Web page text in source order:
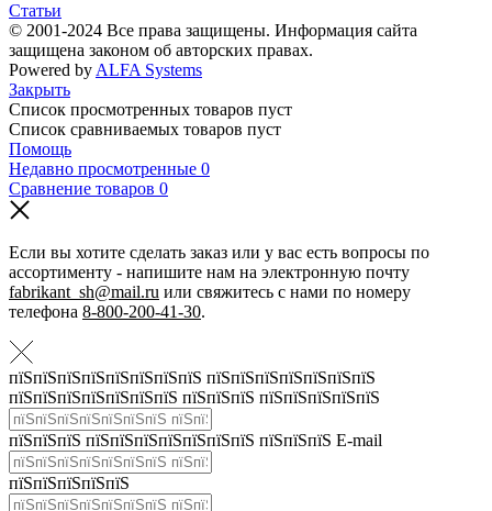
Статьи
© 2001-2024 Все права защищены. Информация сайта
защищена законом об авторских правах.
Powered by ALFA Systems
Закрыть
Список просмотренных товаров пуст
Список сравниваемых товаров пуст
Помощь
Недавно просмотренные 0
Сравнение товаров 0
Если вы хотите сделать заказ или у вас есть вопросы по
ассортименту - напишите нам на электронную почту
fabrikant_sh@mail.ru или свяжитесь с нами по номеру
телефона 8-800-200-41-30.
пїЅпїЅпїЅпїЅпїЅпїЅпїЅпїЅ пїЅпїЅпїЅпїЅпїЅпїЅпїЅ
пїЅпїЅпїЅпїЅпїЅпїЅпїЅ пїЅпїЅпїЅ пїЅпїЅпїЅпїЅпїЅ
пїЅпїЅпїЅ пїЅпїЅпїЅпїЅпїЅпїЅпїЅ пїЅпїЅпїЅ E-mail
пїЅпїЅпїЅпїЅпїЅ